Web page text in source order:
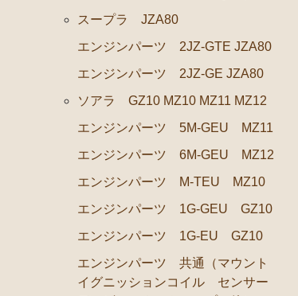
ステアリングパーツ（ピットマンアーム ア
マークⅡ クレスタ チェイサー GX71 MX71
エンジンパーツ 1G-GTEU
エンジンパーツ 1G-GEU前期 1984年8月～
エンジンパーツ 1G-GEU後期 1986年8月～
エンジンパーツ 1G-EU
スープラ JZA80
エンジンパーツ 2JZ-GTE JZA80
エンジンパーツ 2JZ-GE JZA80
ソアラ GZ10 MZ10 MZ11 MZ12
エンジンパーツ 5M-GEU MZ11
エンジンパーツ 6M-GEU MZ12
エンジンパーツ M-TEU MZ10
エンジンパーツ 1G-GEU GZ10
エンジンパーツ 1G-EU GZ10
エンジンパーツ 共通（マウント
イグニッションコイル センサー